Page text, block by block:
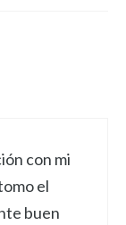
con mi
el
buen